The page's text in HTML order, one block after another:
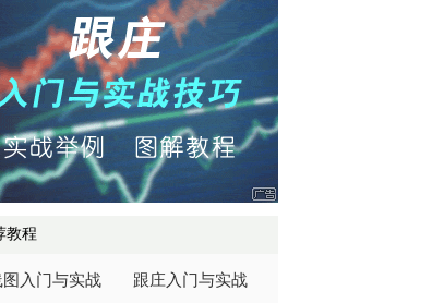
教程
图入门与实战
跟庄入门与实战